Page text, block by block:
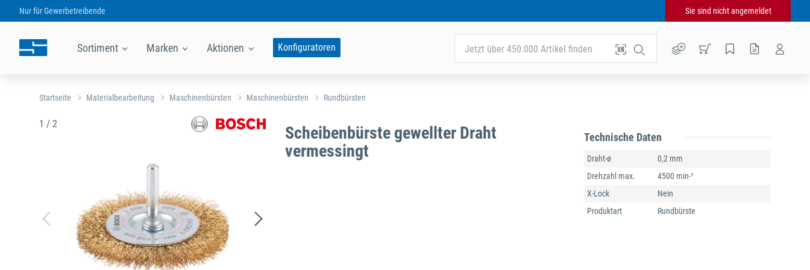
Nur fürGewerbetreibende Sie sind nicht angemeldet
Sortiment Marken Aktionen Konfiguratoren Jetzt über 450.000 Artikel finden
Startseite Materialbearbeitung Maschinenbürsten Maschinenbürsten Rundbürsten
1 / 2
Scheibenbürste gewellter Draht
vermessingt
Technische Daten
Draht-ø
0,2 mm
Drehzahl max.
4500 min-¹
X-Lock
Nein
Produktart
Rundbürste